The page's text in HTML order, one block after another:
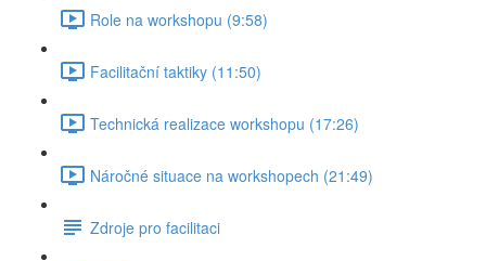
Role na workshopu (9:58)
Facilitační taktiky (11:50)
Technická realizace workshopu (17:26)
Náročné situace na workshopech (21:49)
Zdroje pro facilitaci